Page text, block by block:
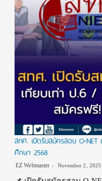
สทศ. เปิดรับสมัครสอบ O-
ศึกษา 2568
EZ Webmaster November 2, 2025